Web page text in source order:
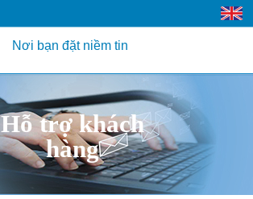
Nơi bạn đặt niềm tin
Hỗ trợ khách
hàng